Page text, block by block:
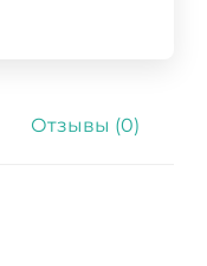
Отзывы (0)